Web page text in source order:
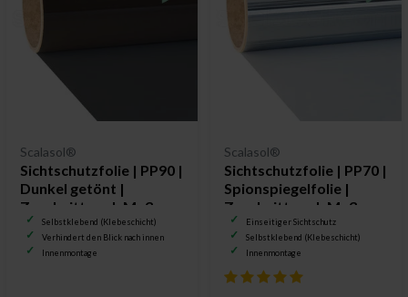
Scalasol®
Sichtschutzfolie | PP90 |
Dunkel getönt |
Zuschnitt nach Maß
Selbstklebend (Klebeschicht)
Verhindert den Blick nach innen
Innenmontage
Scalasol®
Sichtschutzfolie | PP70 |
Spionspiegelfolie |
Zuschnitt nach Maß
Einseitiger Sichtschutz
Selbstklebend (Klebeschicht)
Innenmontage